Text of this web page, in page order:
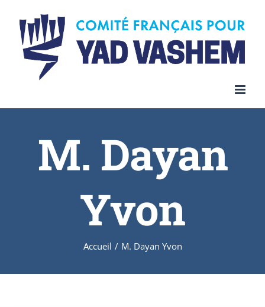
content
M. Dayan
Yvon
Accueil / M. Dayan Yvon